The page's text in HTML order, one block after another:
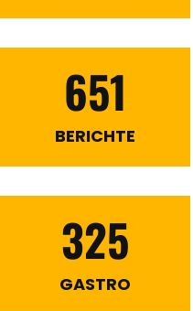
651
BERICHTE
325
GASTRO